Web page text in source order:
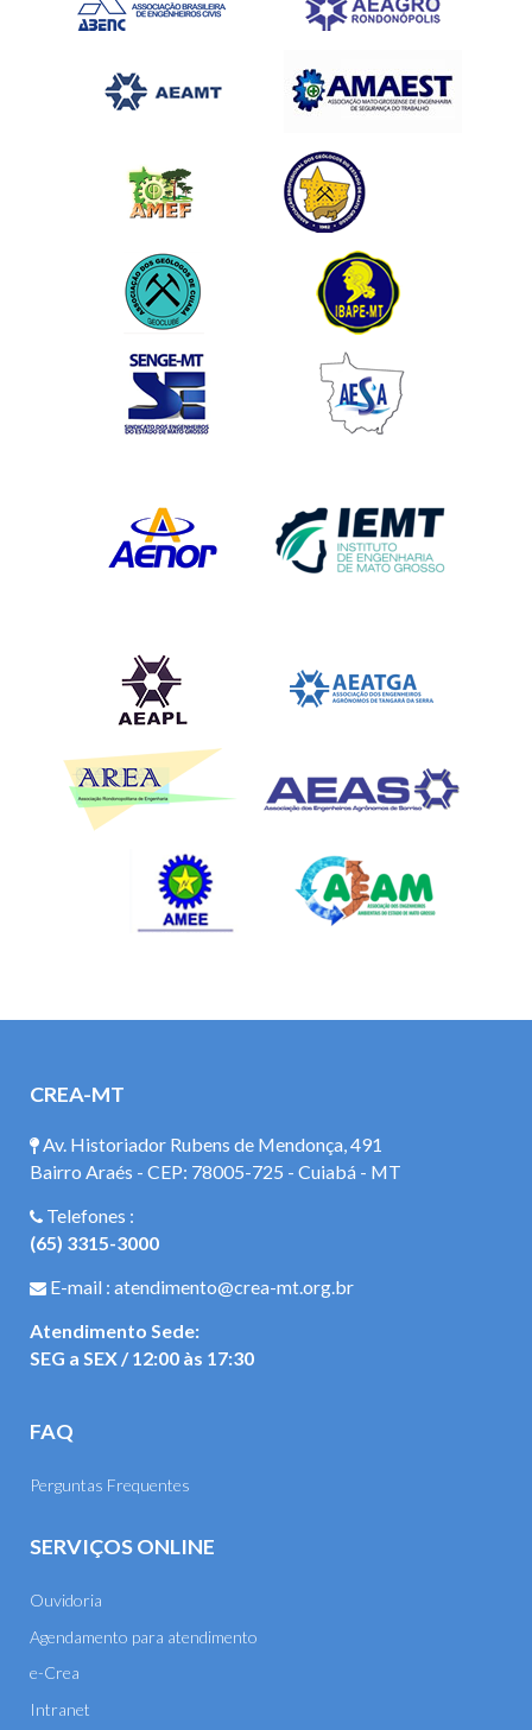
CREA-MT
Av. Historiador Rubens de Mendonça, 491
Bairro Araés - CEP: 78005-725 - Cuiabá - MT
Telefones :
(65) 3315-3000
E-mail : atendimento@crea-mt.org.br
Atendimento Sede:
SEG a SEX / 12:00 às 17:30
FAQ
Perguntas Frequentes
SERVIÇOS ONLINE
Ouvidoria
Agendamento para atendimento
e-Crea
Intranet